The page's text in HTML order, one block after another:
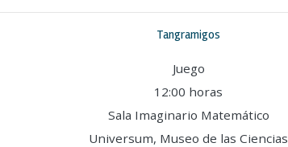
Tangramigos
Juego
12:00 horas
Sala Imaginario Matemático
Universum, Museo de las Ciencias